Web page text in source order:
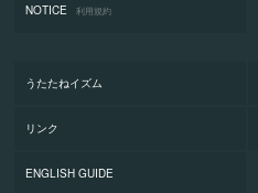
NOTICE 利用規約
うたたねイズム
リンク
ENGLISH GUIDE